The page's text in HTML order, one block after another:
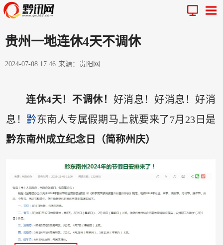
贵州一地连休4天不调休
2024-07-08 17:46 来源：贵阳网
连休4天！不调休！ 好消息！好消息！好消
息！ 黔东南人专属假期马上就要来了7月23日是
黔东南州成立纪念日（简称州庆）